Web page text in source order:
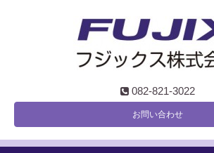
082-821-3022
お問い合わせ